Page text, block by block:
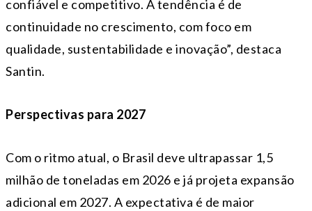
confiável e competitivo. A tendência é de
continuidade no crescimento, com foco em
qualidade, sustentabilidade e inovação”, destaca
Santin.
Perspectivas para 2027
Com o ritmo atual, o Brasil deve ultrapassar 1,5
milhão de toneladas em 2026 e já projeta expansão
adicional em 2027. A expectativa é de maior